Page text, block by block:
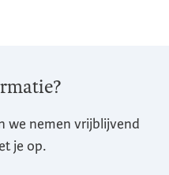
we nemen vrijblijvend
je op.